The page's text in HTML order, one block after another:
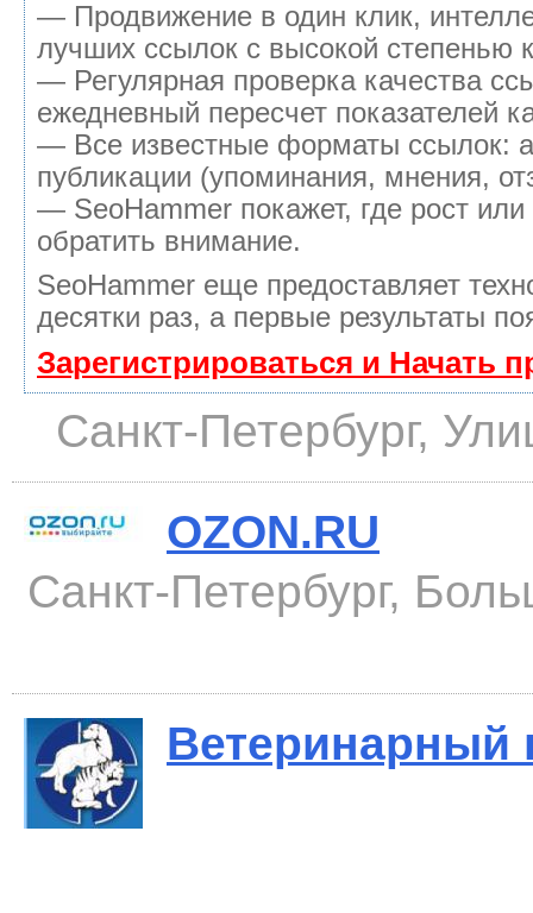
— Продвижение в один клик,
лучших ссылок с высокой степенью
— Регулярная проверка качества
ежедневный пересчет показателей
— Все известные форматы ссылок:
публикации (упоминания, мнения,
— SeoHammer покажет, где рост
обратить внимание.
SeoHammer еще предоставляет
десятки раз, а первые результаты
Зарегистрироваться и Начать
Санкт-Петербург,
OZON.RU
Санкт-Петербург,
Ветеринарный